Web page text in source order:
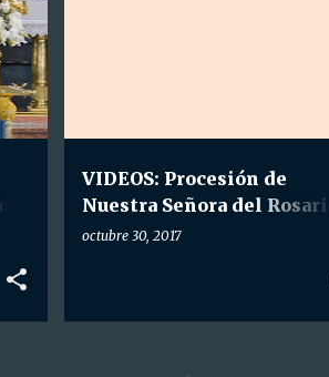
+
VIDEOS: Procesión de
Nuestra Señora del Rosario
de Fátima.
octubre 30, 2017